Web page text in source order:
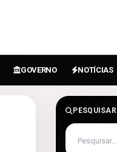
GOVERNO NOTÍCIAS
PESQUISAR